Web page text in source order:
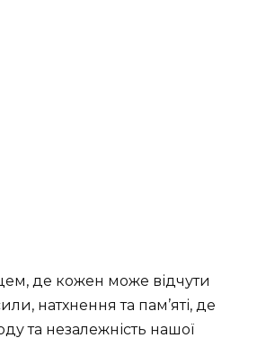
де кожен може відчути
натхнення та пам’яті, де
та незалежність нашої